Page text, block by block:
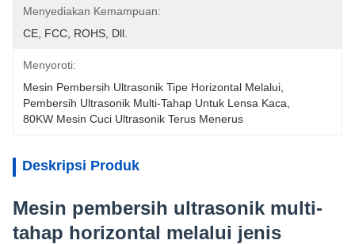
Menyediakan Kemampuan:
CE, FCC, ROHS, Dll.
Menyoroti:
Mesin Pembersih Ultrasonik Tipe Horizontal Melalui
Pembersih Ultrasonik Multi-Tahap Untuk Lensa Kaca
80KW Mesin Cuci Ultrasonik Terus Menerus
Deskripsi Produk
Mesin pembersih ultrasonik multi-
tahap horizontal melalui jenis